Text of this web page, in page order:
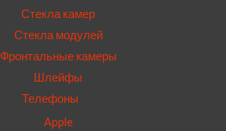
Стекла камер
Стекла модулей
Фронтальные камеры
Шлейфы
Телефоны
Apple